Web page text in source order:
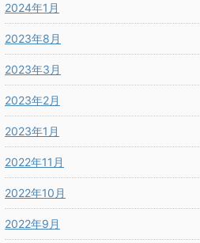
2024年1月
2023年8月
2023年3月
2023年2月
2023年1月
2022年11月
2022年10月
2022年9月